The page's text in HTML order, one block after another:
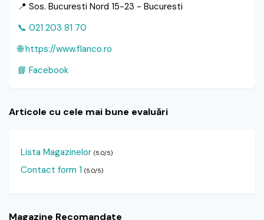
📍 Sos. Bucuresti Nord 15-23 - Bucuresti
📞 021 203 81 70
🌐 https://www.flanco.ro
📘 Facebook
Articole cu cele mai bune evaluări
Lista Magazinelor (5.0/5)
Contact form 1 (5.0/5)
Magazine Recomandate